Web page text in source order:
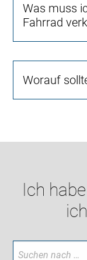
Was muss
Fahrrad
Worauf
Ich